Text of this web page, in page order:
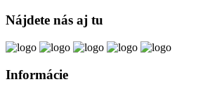
Nájdete nás aj tu
Informácie